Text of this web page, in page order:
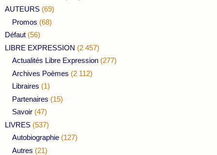
AUTEURS (69)
Promos (68)
Défaut (56)
LIBRE EXPRESSION (2 457)
Actualités Libre Expression (277)
Archives Poèmes (2 112)
Libraires (1)
Partenaires (15)
Savoir (47)
LIVRES (537)
Autobiographie (127)
Autres (21)